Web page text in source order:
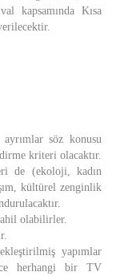
kapsamında Kısa
söz konusu
kriteri olacaktır.
de (ekoloji, kadın
kültürel zenginlik
olabilirler.
yapımlar
herhangi bir TV